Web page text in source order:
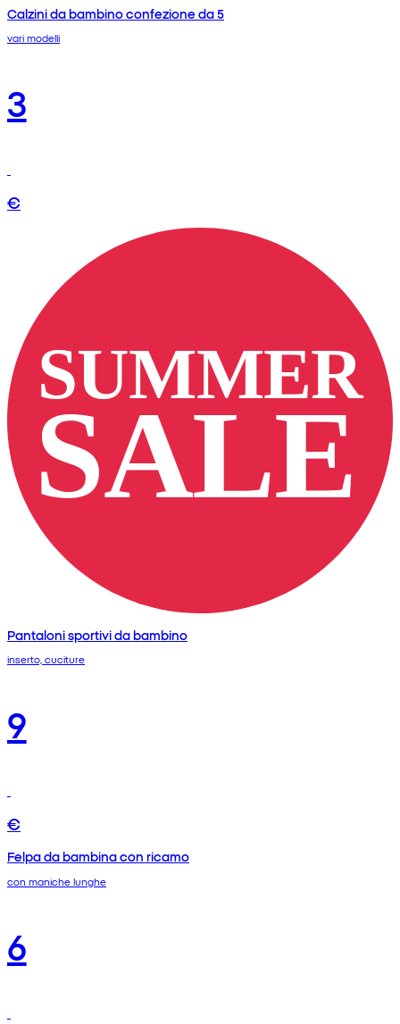
Calzini da bambino confezione da 5
vari modelli
3
€
Pantaloni sportivi da bambino
inserto, cuciture
9
€
Felpa da bambina con ricamo
con maniche lunghe
6